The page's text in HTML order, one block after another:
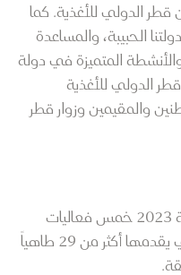
الدولي للأغذية. كما
الحبيبة، والمساعدة
المتميزة في دولة
الدولي للأغذية
والمقيمين وزوار قطر
ويقدم مهرجان قطر الدولي للأغذية 2023 خمس فعاليات
ضمن مسرح الطهي اليومي، والتي يقدمها أكثر من 29 طاهياً